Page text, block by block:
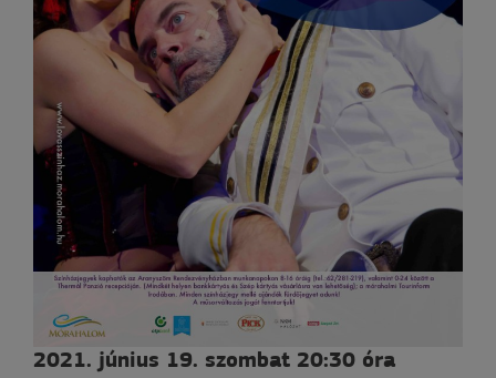
2021. június 19. szombat 20:30 óra